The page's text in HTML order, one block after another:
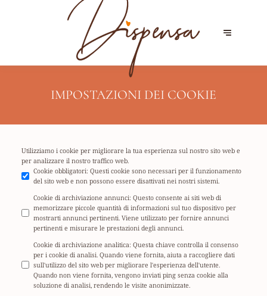
IMPOSTAZIONI DEI COOKIE
Utilizziamo i cookie per migliorare la tua esperienza sul nostro sito web e
per analizzare il nostro traffico web.
Cookie obbligatori: Questi cookie sono necessari per il funzionamento
del sito web e non possono essere disattivati nei nostri sistemi.
Cookie di archiviazione annunci: Questo consente ai siti web di
memorizzare piccole quantità di informazioni sul tuo dispositivo per
mostrarti annunci pertinenti. Viene utilizzato per fornire annunci
pertinenti e misurare le prestazioni degli annunci.
Cookie di archiviazione analitica: Questa chiave controlla il consenso
per i cookie di analisi. Quando viene fornita, aiuta a raccogliere dati
sull'utilizzo del sito web per migliorare l'esperienza dell'utente.
Quando non viene fornita, vengono inviati ping senza cookie alla
soluzione di analisi, rendendo le visite anonimizzate.